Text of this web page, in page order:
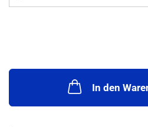
In den